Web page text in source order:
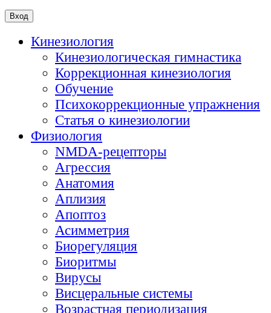
Кинезиология
Кинезиологическая гимнастика
Коррекционная кинезиология
Обучение
Психокоррекционные упражнения
Статья о кинезиологии
Физиология
NMDA-рецепторы
Агрессия
Анатомия
Аплизия
Апоптоз
Асимметрия
Биорегуляция
Биоритмы
Вирусы
Висцеральные системы
Возрастная периодизация